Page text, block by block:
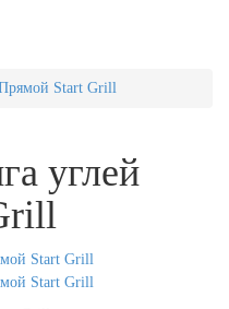
Start Grill
углей